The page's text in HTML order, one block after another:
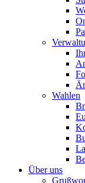
Wahlen
Über uns